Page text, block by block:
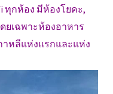
ทุกห้อง มีห้องโยคะ,
ยเฉพาะห้องอาหาร
าหลีแห่งแรกและแห่ง